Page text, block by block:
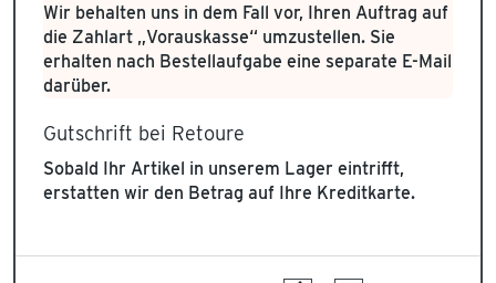
Wir behalten uns in dem Fall vor, Ihren Auftrag auf
die Zahlart „Vorauskasse“ umzustellen. Sie
erhalten nach Bestellaufgabe eine separate E-Mail
darüber.
Gutschrift bei Retoure
Sobald Ihr Artikel in unserem Lager eintrifft,
erstatten wir den Betrag auf Ihre Kreditkarte.